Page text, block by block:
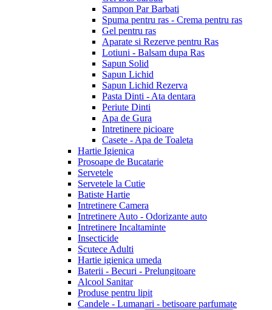
Sampon Par Barbati
Spuma pentru ras - Crema pentru ras
Gel pentru ras
Aparate si Rezerve pentru Ras
Lotiuni - Balsam dupa Ras
Sapun Solid
Sapun Lichid
Sapun Lichid Rezerva
Pasta Dinti - Ata dentara
Periute Dinti
Apa de Gura
Intretinere picioare
Casete - Apa de Toaleta
Hartie Igienica
Prosoape de Bucatarie
Servetele
Servetele la Cutie
Batiste Hartie
Intretinere Camera
Intretinere Auto - Odorizante auto
Intretinere Incaltaminte
Insecticide
Scutece Adulti
Hartie igienica umeda
Baterii - Becuri - Prelungitoare
Alcool Sanitar
Produse pentru lipit
Candele - Lumanari - betisoare parfumate